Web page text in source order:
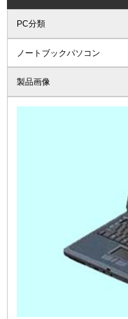
PC分類
ノートブックパソコン
製品画像